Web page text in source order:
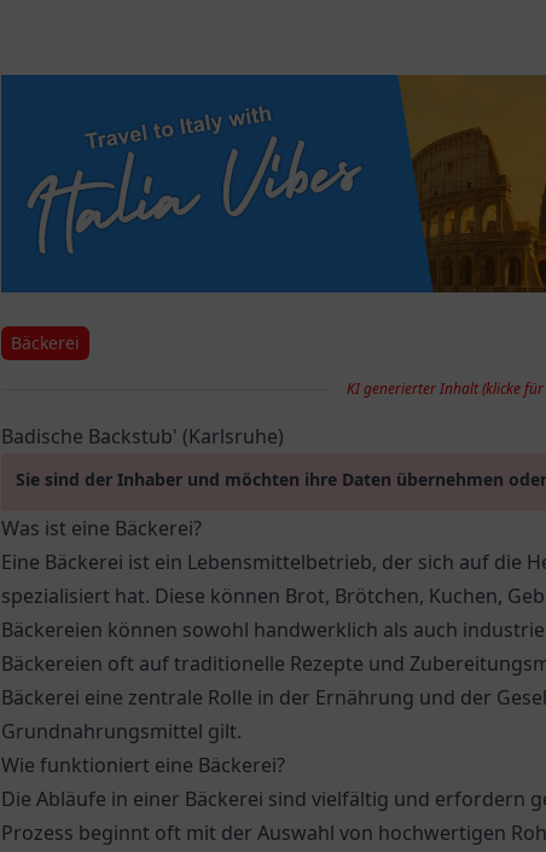
Bäckerei
KI generierter Inhalt (klicke
Badische Backstub' (Karlsruhe)
Sie sind der Inhaber und möchten ihre Daten übernehmen
Was ist eine Bäckerei?
Eine Bäckerei ist ein Lebensmittelbetrieb, der sich auf die
spezialisiert hat. Diese können Brot, Brötchen, Kuchen,
Bäckereien können sowohl handwerklich als auch
Bäckereien oft auf traditionelle Rezepte und
Bäckerei eine zentrale Rolle in der Ernährung und der
Grundnahrungsmittel gilt.
Wie funktioniert eine Bäckerei?
Die Abläufe in einer Bäckerei sind vielfältig und erfordern
Prozess beginnt oft mit der Auswahl von hochwertigen